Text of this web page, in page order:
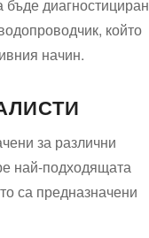
диагностициран
който
начин.
за различни
най-подходящата
са предназначени